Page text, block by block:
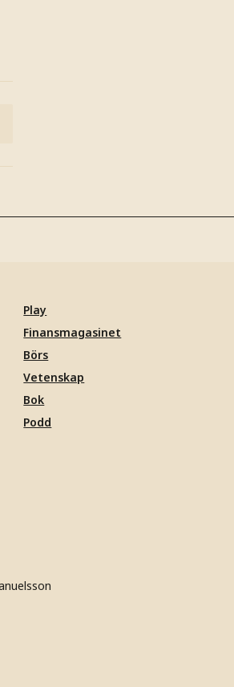
Play
Finansmagasinet
Börs
Vetenskap
Bok
Podd